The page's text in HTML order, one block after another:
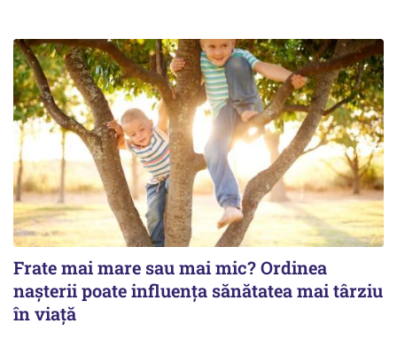
Frate mai mare sau mai mic? Ordinea
nașterii poate influența sănătatea mai târziu
în viață